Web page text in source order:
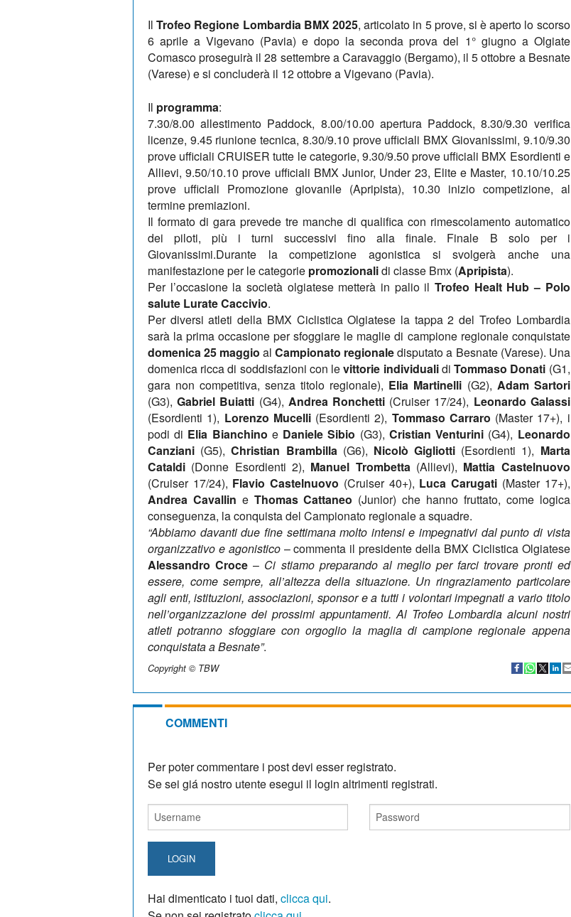
IlTrofeo Regione Lombardia BMX 2025, articolato in 5 prove, si è aperto lo scorso
6 aprile a Vigevano (Pavia) e dopo la seconda prova del 1° giugno a Olgiate
Comasco proseguirà il 28 settembre a Caravaggio (Bergamo), il 5 ottobre a Besnate
(Varese) e si concluderà il 12 ottobre a Vigevano (Pavia).
Il programma:
7.30/8.00 allestimento Paddock, 8.00/10.00 apertura Paddock, 8.30/9.30 verifica
licenze, 9.45 riunione tecnica, 8.30/9.10 prove ufficiali BMX Giovanissimi, 9.10/9.30
prove ufficiali CRUISER tutte le categorie, 9.30/9.50 prove ufficiali BMX Esordienti e
Allievi, 9.50/10.10 prove ufficiali BMX Junior, Under 23, Elite e Master, 10.10/10.25
prove ufficiali Promozione giovanile (Apripista), 10.30 inizio competizione, al
termine premiazioni.
Il formato di gara prevede tre manche di qualifica con rimescolamento automatico
dei piloti, più i turni successivi fino alla finale. Finale B solo per i
Giovanissimi.Durante la competizione agonistica si svolgerà anche una
manifestazione per le categorie promozionalidi classe Bmx (Apripista).
Per l’occasione la società olgiatese metterà in palio il Trofeo Healt Hub – Polo
salute Lurate Caccivio.
Per diversi atleti della BMX Ciclistica Olgiatese la tappa 2 del Trofeo Lombardia
sarà la prima occasione per sfoggiare le maglie di campione regionale conquistate
domenica 25 maggio alCampionato regionaledisputato a Besnate (Varese). Una
domenica ricca di soddisfazioni con levittorie individualidiTommaso Donati (G1,
gara non competitiva, senza titolo regionale), Elia Martinelli (G2), Adam Sartori
(G3),Gabriel Buiatti (G4), Andrea Ronchetti(Cruiser 17/24), Leonardo Galassi
(Esordienti 1), Lorenzo Mucelli(Esordienti 2), Tommaso Carraro (Master 17+), i
podi di Elia Bianchino e Daniele Sibio (G3), Cristian Venturini (G4), Leonardo
Canziani (G5),Christian Brambilla(G6), Nicolò Gigliotti (Esordienti 1), Marta
Cataldi (Donne Esordienti 2), Manuel Trombetta(Allievi), Mattia Castelnuovo
(Cruiser 17/24), Flavio Castelnuovo (Cruiser 40+), Luca Carugati (Master 17+),
Andrea Cavallin e Thomas Cattaneo (Junior) che hanno fruttato, come logica
conseguenza, la conquista del Campionato regionale a squadre.
“Abbiamo davanti due fine settimana molto intensi e impegnativi dal punto di vista
organizzativo e agonistico– commenta il presidente della BMX Ciclistica Olgiatese
Alessandro Croce – Ci stiamo preparando al meglio per farci trovare pronti ed
essere, come sempre, all’altezza della situazione. Un ringraziamento particolare
agli enti, istituzioni, associazioni, sponsor e a tutti i volontari impegnati a vario titolo
nell’organizzazione dei prossimi appuntamenti. Al Trofeo Lombardia alcuni nostri
atleti potranno sfoggiare con orgoglio la maglia di campione regionale appena
conquistata a Besnate”.
Copyright © TBW
COMMENTI
Per poter commentare i post devi esser registrato.
Se sei giá nostro utente esegui il login altrimenti registrati.
LOGIN
Hai dimenticato i tuoi dati, clicca qui.